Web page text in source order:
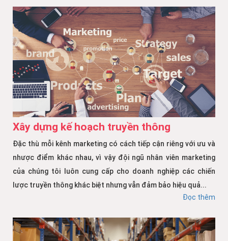
Xây dựng kế hoạch truyền thông
Đặc thù mỗi kênh marketing có cách tiếp cận riêng với ưu và
nhược điểm khác nhau, vì vậy đội ngũ nhân viên marketing
của chúng tôi luôn cung cấp cho doanh nghiệp các chiến
lược truyền thông khác biệt nhưng vẫn đảm bảo hiệu quả...
Đọc thêm